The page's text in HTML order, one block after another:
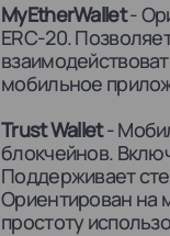
MyEtherWallet-
ERC-20.
мобильное
Trust Wallet-
блокчейнов.
Поддерживает
Ориентирован на
простоту